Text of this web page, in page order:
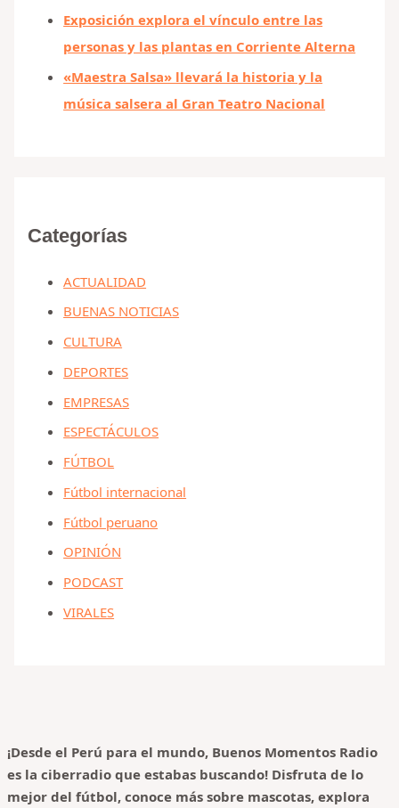
Exposición explora el vínculo entre las
personas y las plantas en Corriente Alterna
«Maestra Salsa» llevará la historia y la
música salsera al Gran Teatro Nacional
Categorías
ACTUALIDAD
BUENAS NOTICIAS
CULTURA
DEPORTES
EMPRESAS
ESPECTÁCULOS
FÚTBOL
Fútbol internacional
Fútbol peruano
OPINIÓN
PODCAST
VIRALES
¡Desde el Perú para el mundo, Buenos Momentos Radio
es la ciberradio que estabas buscando! Disfruta de lo
mejor del fútbol, conoce más sobre mascotas, explora